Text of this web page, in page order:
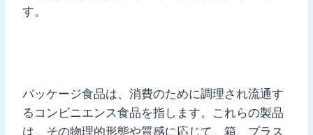
す。
パッケージ食品は、消費のために調理され流通す
るコンビニエンス食品を指します。これらの製品
は、その物理的形態や質感に応じて、箱、プラス